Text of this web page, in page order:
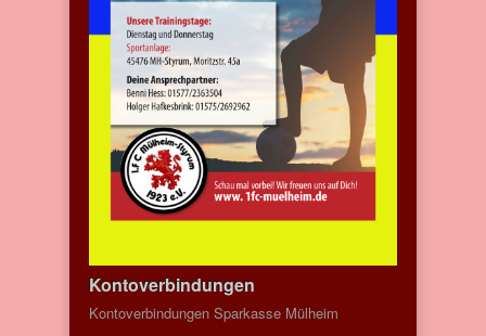
Kontoverbindungen
Kontoverbindungen Sparkasse Mülheim